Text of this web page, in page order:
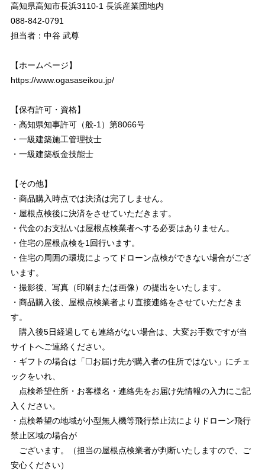
高知県高知市長浜3110-1 長浜産業団地内
088-842-0791
担当者：中谷 武尊
【ホームページ】
https://www.ogasaseikou.jp/
【保有許可・資格】
・高知県知事許可（般-1）第8066号
・一級建築施工管理技士
・一級建築板金技能士
【その他】
・商品購入時点では決済は完了しません。
・屋根点検後に決済をさせていただきます。
・代金のお支払いは屋根点検業者へする必要はありません。
・住宅の屋根点検を1回行います。
・住宅の周囲の環境によってドローン点検ができない場合がござ
います。
・撮影後、写真（印刷または画像）の提出をいたします。
・商品購入後、屋根点検業者より直接連絡をさせていただきま
す。
購入後5日経過しても連絡がない場合は、大変お手数ですが当
サイトへご連絡ください。
・ギフトの場合は「☐お届け先が購入者の住所ではない」にチェ
ックをいれ、
点検希望住所・お客様名・連絡先をお届け先情報の入力にご記
入ください。
・点検希望の地域が小型無人機等飛行禁止法によりドローン飛行
禁止区域の場合が
ございます。（担当の屋根点検業者が判断いたしますので、ご
安心ください）